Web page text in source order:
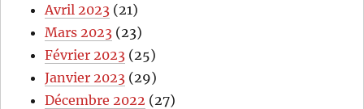
Avril 2023 (21)
Mars 2023 (23)
Février 2023 (25)
Janvier 2023 (29)
Décembre 2022 (27)